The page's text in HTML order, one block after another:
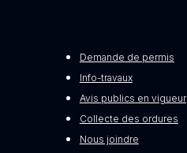
Demande de permis
Info-travaux
Avis publics en vigueur
Collecte des ordures
Nous joindre